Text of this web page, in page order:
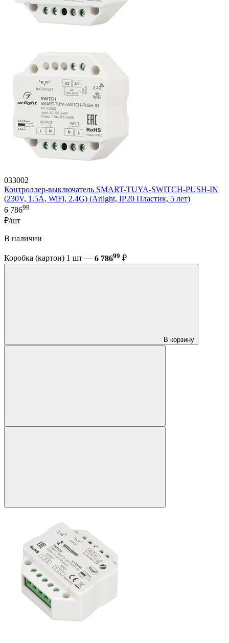
033002
Контроллер-выключатель SMART-TUYA-SWITCH-PUSH-IN
(230V, 1.5A, WiFi, 2.4G) (Arlight, IP20 Пластик, 5 лет)
6 78699
₽/шт
В наличии
Коробка (картон) 1 шт — 6 78699 ₽
В корзину